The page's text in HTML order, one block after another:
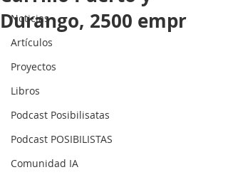
Noticias
Artículos
Proyectos
Libros
Podcast Posibilisatas
Podcast POSIBILISTAS
Comunidad IA
Durango, 2500 empr